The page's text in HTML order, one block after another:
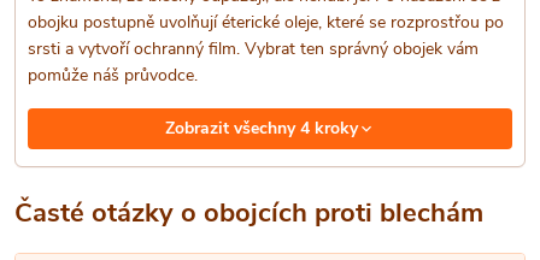
k
y
v
ý
p
obojku postupně uvolňují éterické oleje, které se rozprostřou po
srsti a vytvoří ochranný film. Vybrat ten správný obojek vám
pomůže náš průvodce.
Zobrazit všechny 4 kroky
Časté otázky o obojcích proti blechám